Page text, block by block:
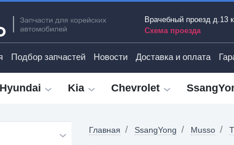
Врачебный проезд д.13
Схема проезда
Подбор запчастей Новости Доставка и оплата
Hyundai Kia Chevrolet
Главная SsangYong Musso